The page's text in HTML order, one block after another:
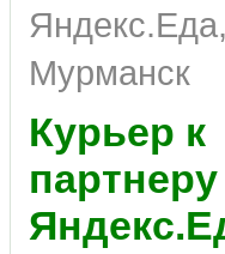
Яндекс.Еда,
Мурманск
Курьер к
партнеру